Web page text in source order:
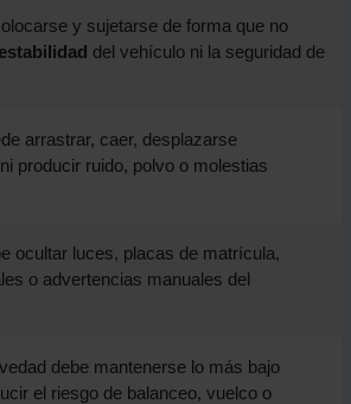
y sujetarse de forma que no
estabilidad del vehículo ni la seguridad de
arrastrar, caer, desplazarse
producir ruido, polvo o molestias
ocultar luces, placas de matrícula,
o advertencias manuales del
debe mantenerse lo más bajo
el riesgo de balanceo, vuelco o